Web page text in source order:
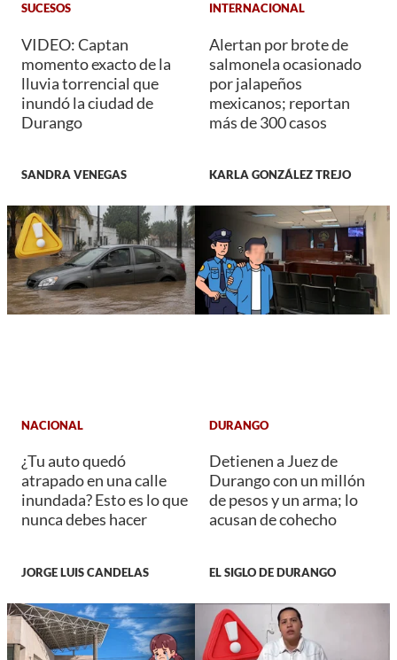
SUCESOS
VIDEO: Captan
momento exacto de la
lluvia torrencial que
inundó la ciudad de
Durango
SANDRA VENEGAS
INTERNACIONAL
Alertan por brote de
salmonela ocasionado
por jalapeños
mexicanos; reportan
más de 300 casos
KARLA GONZÁLEZ TREJO
NACIONAL
¿Tu auto quedó
atrapado en una calle
inundada? Esto es lo que
nunca debes hacer
JORGE LUIS CANDELAS
DURANGO
Detienen a Juez de
Durango con un millón
de pesos y un arma; lo
acusan de cohecho
EL SIGLO DE DURANGO